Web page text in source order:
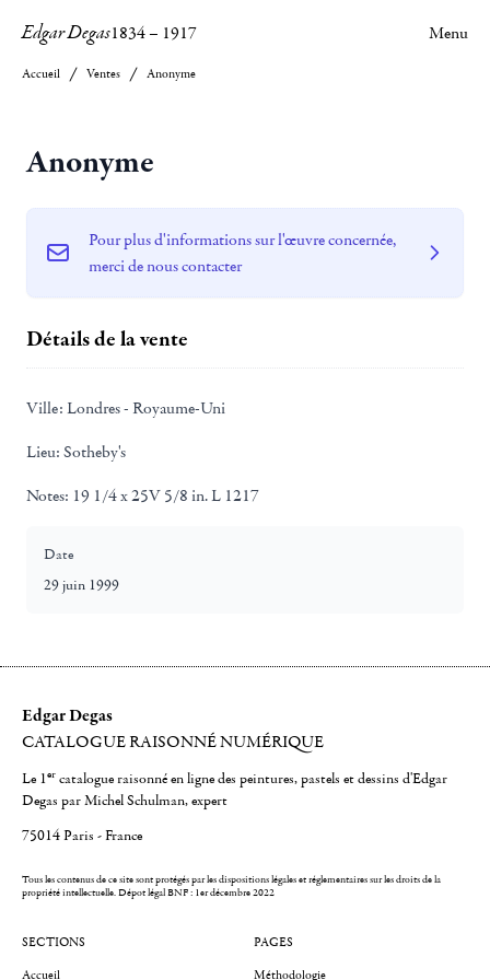
Edgar Degas1834– 1917 Menu
Accueil Ventes Anonyme
Anonyme
Pour plus d'informations sur l'œuvre concernée,
merci de nous contacter
Détails de la vente
Ville: Londres - Royaume-Uni
Lieu: Sotheby's
Notes: 19 1/4 x 25V 5/8 in. L 1217
Date
29 juin 1999
Edgar Degas
CATALOGUE RAISONNÉ NUMÉRIQUE
Le 1er catalogue raisonné en ligne des peintures, pastels et dessins d'Edgar
Degas par Michel Schulman, expert
75014 Paris - France
Tous les contenus de ce site sont protégés par les dispositions légales et réglementaires sur les droits de la
propriété intellectuelle.Dépot légal BNF : 1er décembre 2022
SECTIONS
Accueil
PAGES
Méthodologie